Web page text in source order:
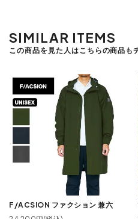
SIMILAR ITEMS
この商品を見た人はこちらの商品も
F/ACSION ファクション 兼六